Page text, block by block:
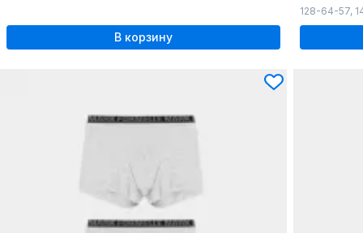
В корзину
128-64-57,